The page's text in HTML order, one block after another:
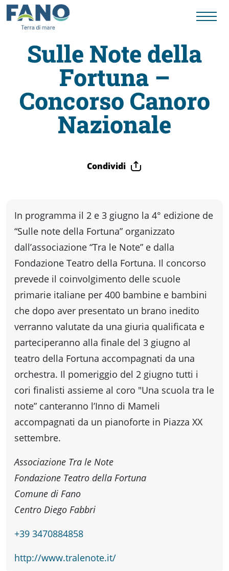
Fano
Visit
Card
fare
Percorsi
storici
Enogastronomia
Informazioni
Guide
Fano
Accessibili
Sulle Note della
Fortuna –
Concorso Canoro
Nazionale
Condividi
In programma il 2 e 3 giugno la 4° edizione de
“Sulle note della Fortuna” organizzato
dall’associazione “Tra le Note” e dalla
Fondazione Teatro della Fortuna. Il concorso
prevede il coinvolgimento delle scuole
primarie italiane per 400 bambine e bambini
che dopo aver presentato un brano inedito
verranno valutate da una giuria qualificata e
parteciperanno alla finale del 3 giugno al
teatro della Fortuna accompagnati da una
orchestra. Il pomeriggio del 2 giugno tutti i
cori finalisti assieme al coro "Una scuola tra le
note” canteranno l’Inno di Mameli
accompagnati da un pianoforte in Piazza XX
settembre.
Associazione Tra le Note
Fondazione Teatro della Fortuna
Comune di Fano
Centro Diego Fabbri
+39 3470884858
http://www.tralenote.it/